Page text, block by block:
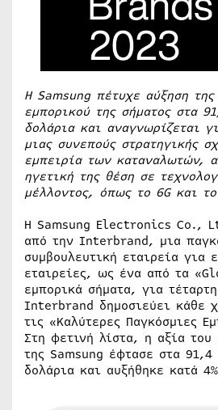
Η Samsung πέτυχε αύξηση
εμπορικού της σήματος στα
δολάρια και αναγνωρίζεται
μιας συνεπούς στρατηγικής
εμπειρία των καταναλωτών,
ηγετική της θέση σε
μέλλοντος, όπως το 6Gκαι το
Η Samsung Electronics Co.,
από την Interbrand, μια
συμβουλευτική εταιρεία για
εταιρείες, ως ένα από τα
εμπορικά σήματα, για
Interbrand δημοσιεύει κάθε
τις «Καλύτερες Παγκόσμιες
Στη φετινή λίστα, η αξία του
της Samsung έφτασε στα 91,4
δολάρια και αυξήθηκε κατά